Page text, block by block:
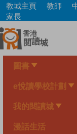
Skip
main
content
教城主頁 教師
家長
圖書
e悅讀學校計劃
我的閱讀城
漫話生活